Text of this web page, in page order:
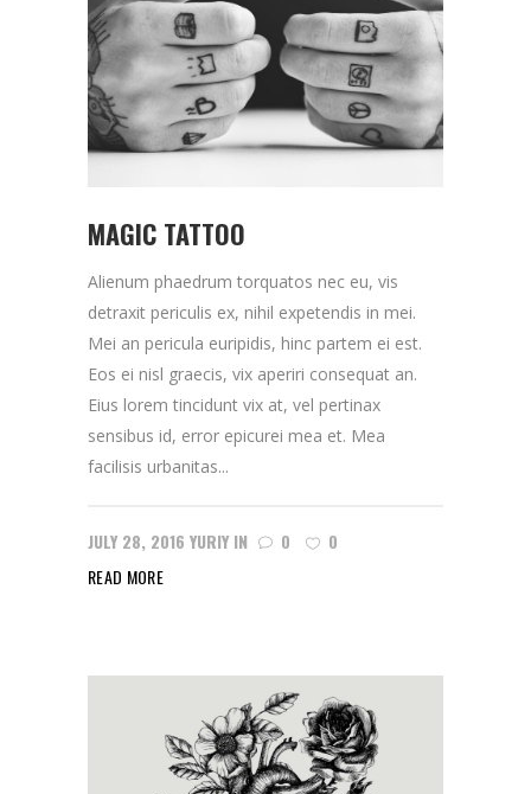
MAGIC TATTOO
Alienum phaedrum torquatos nec eu, vis
detraxit periculis ex, nihil expetendis in mei.
Mei an pericula euripidis, hinc partem ei est.
Eos ei nisl graecis, vix aperiri consequat an.
Eius lorem tincidunt vix at, vel pertinax
sensibus id, error epicurei mea et. Mea
facilisis urbanitas...
JULY 28, 2016 YURIY IN 0
0
READ MORE